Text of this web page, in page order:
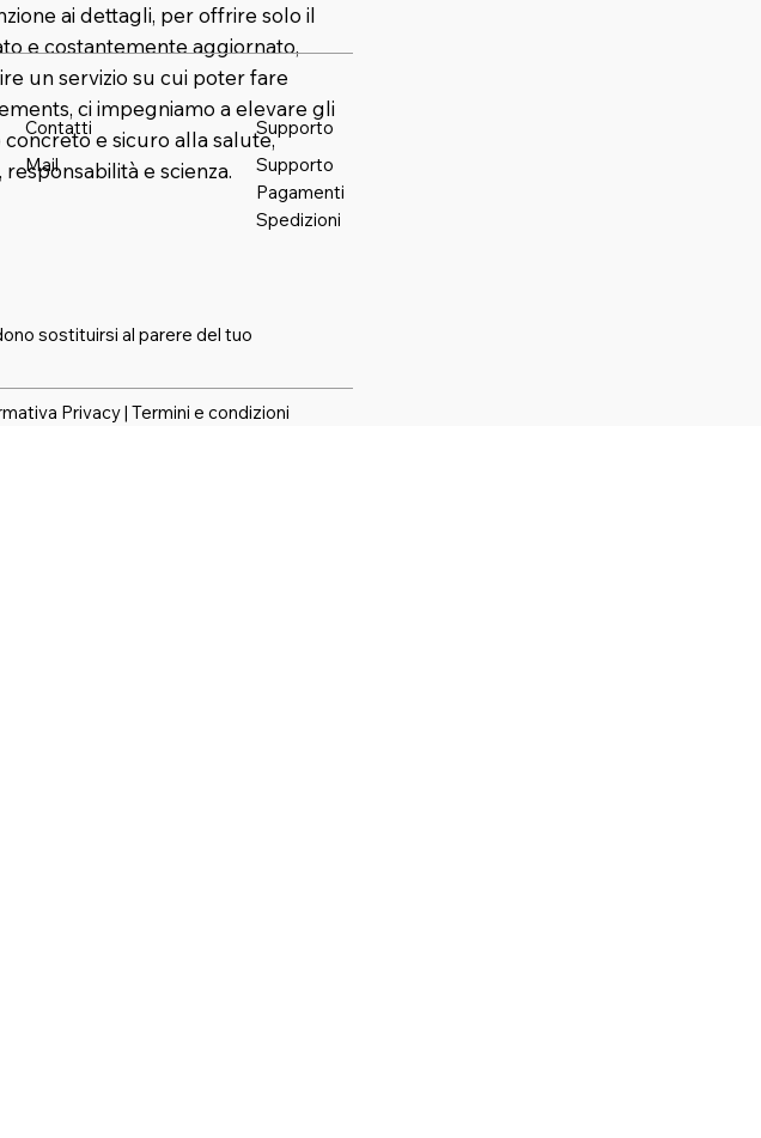
ai dettagli, per offrire solo il
e costantemente aggiornato,
un servizio su cui poter fare
ci impegniamo a elevare gli
e sicuro alla salute,
e scienza.
Contatti
Mail
Supporto
Supporto
Pagamenti
Spedizioni
sostituirsi al parere del tuo
Privacy|Termini e condizioni